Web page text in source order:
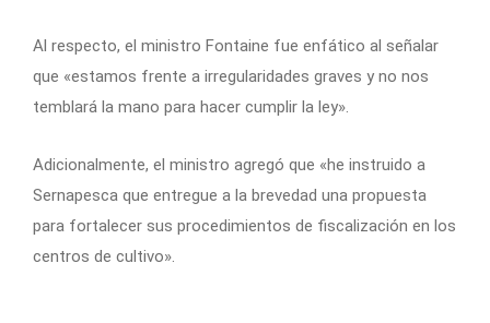
Al respecto, el ministro Fontaine fue enfático al señalar
que «estamos frente a irregularidades graves y no nos
temblará la mano para hacer cumplir la ley».
Adicionalmente, el ministro agregó que «he instruido a
Sernapesca que entregue a la brevedad una propuesta
para fortalecer sus procedimientos de fiscalización en los
centros de cultivo».